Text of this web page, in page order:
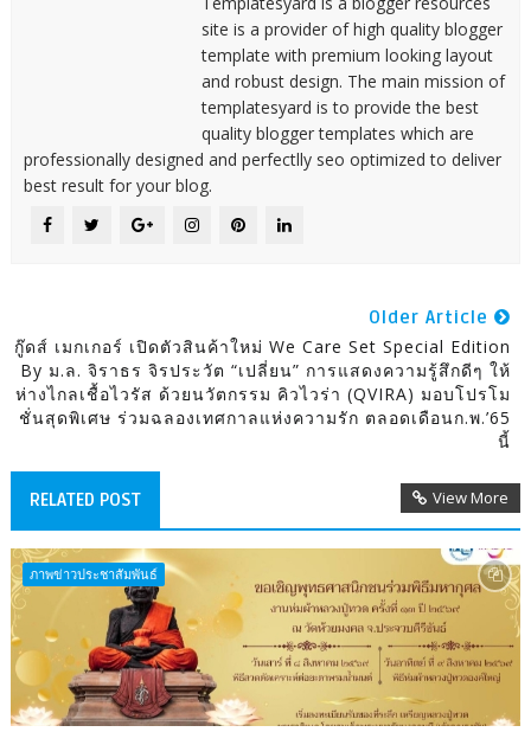
site is a provider of high quality blogger
template with premium looking layout
and robust design. The main mission of
templatesyard is to provide the best
quality blogger templates which are
professionally designed and perfectlly seo optimized to deliver
best result for your blog.
Older Article
กู๊ดส์ เมกเกอร์ เปิดตัวสินค้าใหม่ We Care Set Special Edition
By ม.ล. จิราธร จิรประวัต “เปลี่ยน” การแสดงความรู้สึกดีๆ ให้
ห่างไกลเชื้อไวรัส ด้วยนวัตกรรม คิวไวร่า (QVIRA) มอบโปรโม
ชั่นสุดพิเศษ ร่วมฉลองเทศกาลแห่งความรัก ตลอดเดือนก.พ.’65
นี้
RELATED POST View More
ภาพข่าวประชาสัมพันธ์